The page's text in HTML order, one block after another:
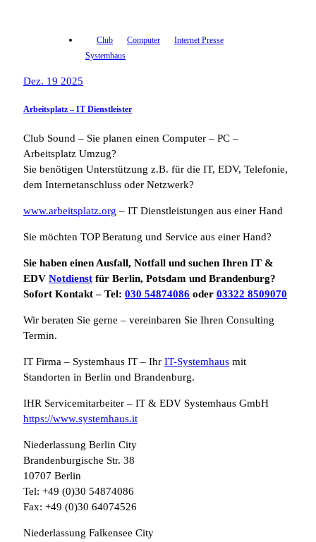
Club Computer
Internet Presse
Systemhaus
Dez. 19 2025
Arbeitsplatz – IT Dienstleister
Club Sound – Sie planen einen Computer – PC –
Arbeitsplatz Umzug?
Sie benötigen Unterstützung z.B. für die IT, EDV, Telefonie,
dem Internetanschluss oder Netzwerk?
www.arbeitsplatz.org – IT Dienstleistungen aus einer Hand
Sie möchten TOP Beratung und Service aus einer Hand?
Sie haben einen Ausfall, Notfall und suchen Ihren IT &
EDV Notdienst für Berlin, Potsdam und Brandenburg?
Sofort Kontakt – Tel: 030 54874086 oder 03322 8509070
Wir beraten Sie gerne – vereinbaren Sie Ihren Consulting
Termin.
IT Firma – Systemhaus IT – Ihr IT-Systemhaus mit
Standorten in Berlin und Brandenburg.
IHR Servicemitarbeiter – IT & EDV Systemhaus GmbH
https://www.systemhaus.it
Niederlassung Berlin City
Brandenburgische Str. 38
10707 Berlin
Tel: +49 (0)30 54874086
Fax: +49 (0)30 64074526
Niederlassung Falkensee City